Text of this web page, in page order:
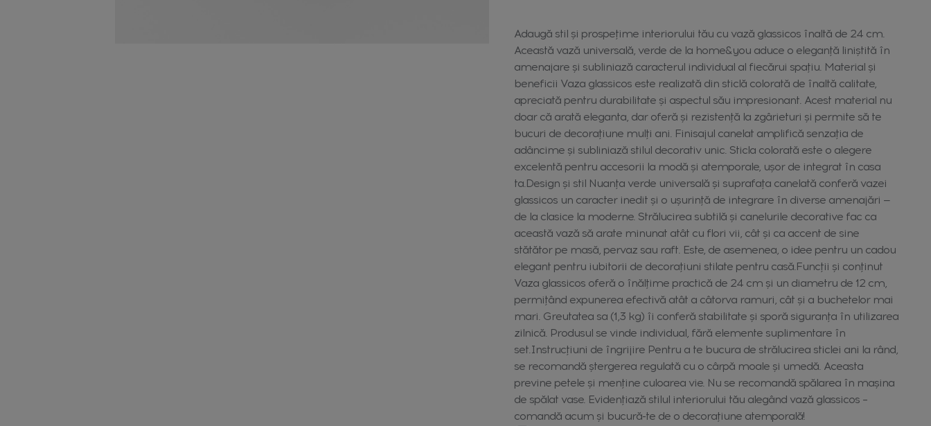
Adaugă stil și prospețime interiorului tău cu vază glassicos înaltă de 24 cm.
Această vază universală, verde de la home&you aduce o eleganță liniștită în
amenajare și subliniază caracterul individual al fiecărui spațiu. Material și
beneficii Vaza glassicos este realizată din sticlă colorată de înaltă calitate,
apreciată pentru durabilitate și aspectul său impresionant. Acest material nu
doar că arată eleganta, dar oferă și rezistență la zgârieturi și permite să te
bucuri de decorațiune mulți ani. Finisajul canelat amplifică senzația de
adâncime și subliniază stilul decorativ unic. Sticla colorată este o alegere
excelentă pentru accesorii la modă și atemporale, ușor de integrat în casa
ta.Design și stil Nuanța verde universală și suprafața canelată conferă vazei
glassicos un caracter inedit și o ușurință de integrare în diverse amenajări —
de la clasice la moderne. Strălucirea subtilă și canelurile decorative fac ca
această vază să arate minunat atât cu flori vii, cât și ca accent de sine
stătător pe masă, pervaz sau raft. Este, de asemenea, o idee pentru un cadou
elegant pentru iubitorii de decorațiuni stilate pentru casă.Funcții și conținut
Vaza glassicos oferă o înălțime practică de 24 cm și un diametru de 12 cm,
permițând expunerea efectivă atât a câtorva ramuri, cât și a buchetelor mai
mari. Greutatea sa (1,3 kg) îi conferă stabilitate și sporă siguranța în utilizarea
zilnică. Produsul se vinde individual, fără elemente suplimentare în
set.Instrucțiuni de îngrijire Pentru a te bucura de strălucirea sticlei ani la rând,
se recomandă ștergerea regulată cu o cârpă moale și umedă. Aceasta
previne petele și menține culoarea vie. Nu se recomandă spălarea în mașina
de spălat vase. Evidențiază stilul interiorului tău alegând vază glassicos –
comandă acum și bucură-te de o decorațiune atemporală!